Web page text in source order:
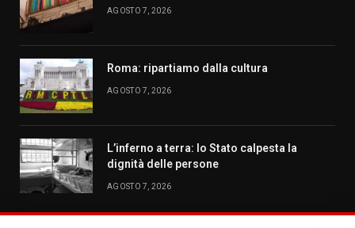
AGOSTO 7, 2026
Roma: ripartiamo dalla cultura
AGOSTO 7, 2026
L’inferno a terra: lo Stato calpesta la
dignità delle persone
AGOSTO 7, 2026